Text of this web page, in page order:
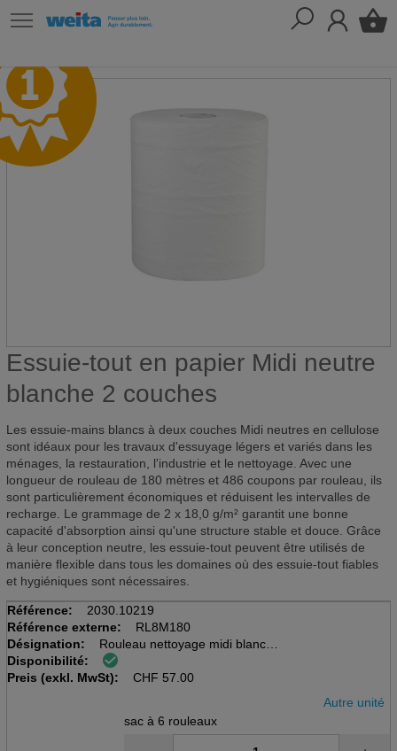
Essuie-tout en papier Midi neutre
blanche 2 couches
Les essuie-mains blancs à deux couches Midi neutres en cellulose
sont idéaux pour les travaux d'essuyage légers et variés dans les
ménages, la restauration, l'industrie et le nettoyage. Avec une
longueur de rouleau de 180 mètres et 486 coupons par rouleau, ils
sont particulièrement économiques et réduisent les intervalles de
recharge. Le grammage de 2 x 18,0 g/m² garantit une bonne
capacité d'absorption ainsi qu'une structure stable et douce. Grâce
à leur conception neutre, les essuie-tout peuvent être utilisés de
manière flexible dans tous les domaines où des essuie-tout fiables
et hygiéniques sont nécessaires.
Référence:
2030.10219
Référence externe:
RL8M180
Désignation:
Rouleau nettoyage midi blanc
Sac à 6 rlx.à 486 cps.,DM 19cm
21.1x37cm,2 couc.180m,cellul.
Disponibilité:
Preis (exkl. MwSt):
CHF 57.00
Autre unité
sac à 6 rouleaux